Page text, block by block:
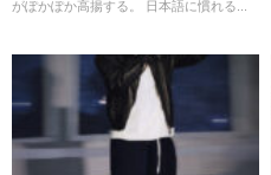
がぽかぽか高揚する。 日本語に慣れる...